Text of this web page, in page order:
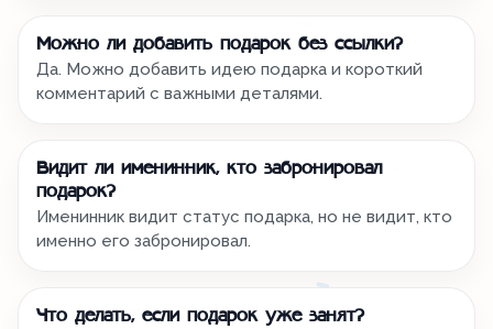
Можно ли добавить подарок без ссылки?
Да. Можно добавить идею подарка и короткий
комментарий с важными деталями.
Видит ли именинник, кто забронировал
подарок?
Именинник видит статус подарка, но не видит, кто
именно его забронировал.
Что делать, если подарок уже занят?